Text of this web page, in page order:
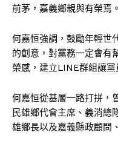
前茅，嘉義鄉親與有榮焉。
何嘉恒強調，鼓勵年輕世
的創意，對黨務一定會有
榮感，建立LINE群組讓
何嘉恒從基層一路打拼，
民雄鄉代會主席、義消總
雄鄉長以及嘉義縣政顧問